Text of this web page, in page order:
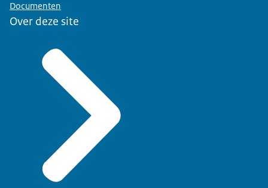
Documenten
Over deze site